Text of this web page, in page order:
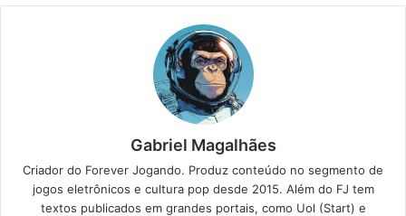
Gabriel Magalhães
Criador do Forever Jogando. Produz conteúdo no segmento de
jogos eletrônicos e cultura pop desde 2015. Além do FJ tem
textos publicados em grandes portais, como Uol (Start) e